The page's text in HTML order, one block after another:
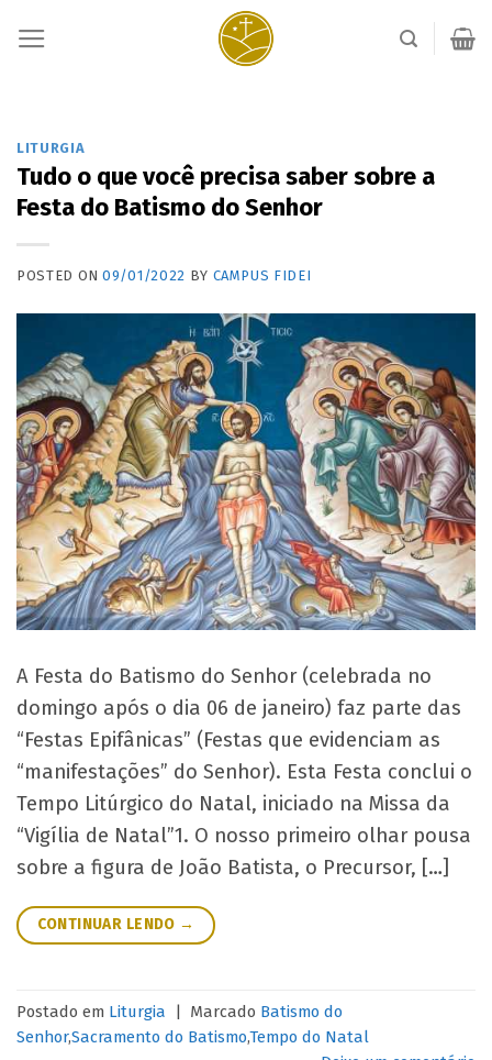
LITURGIA
Tudo o que você precisa saber sobre a
Festa do Batismo do Senhor
POSTED ON09/01/2022 BY CAMPUS FIDEI
A Festa do Batismo do Senhor (celebrada no
domingo após o dia 06 de janeiro) faz parte das
“Festas Epifânicas” (Festas que evidenciam as
“manifestações” do Senhor). Esta Festa conclui o
Tempo Litúrgico do Natal, iniciado na Missa da
“Vigília de Natal”1. O nosso primeiro olhar pousa
sobre a figura de João Batista, o Precursor, […]
CONTINUAR LENDO →
Postado em Liturgia | Marcado Batismo do
Senhor,Sacramento do Batismo,Tempo do Natal